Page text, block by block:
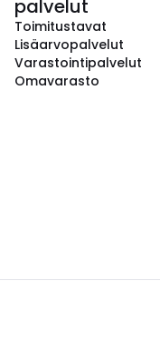
palvelut
Toimitustavat
Lisäarvopalvelut
Varastointipalvelut
Omavarasto